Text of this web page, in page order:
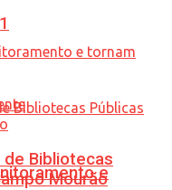
e
Bibliotecas
Mourão